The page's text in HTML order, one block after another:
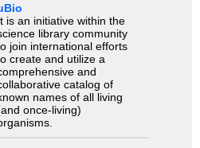
is an initiative within the
library community
join international efforts
create and utilize a
and
catalog of
names of all living
once-living)